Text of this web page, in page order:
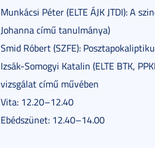
Munkácsi Péter (ELTE ÁJK JTDI): A
Johanna című tanulmánya)
Smid Róbert (SZFE):
Izsák-Somogyi Katalin (ELTE BTK,
vizsgálat című művében
Vita: 12.20–12.40
Ebédszünet: 12.40–14.00